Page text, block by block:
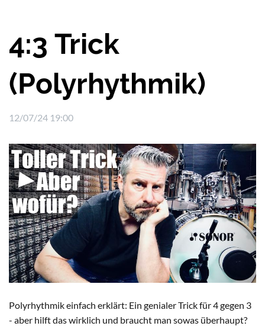
4:3 Trick
(Polyrhythmik)
12/07/24 19:00
Polyrhythmik einfach erklärt: Ein genialer Trick für 4 gegen 3
- aber hilft das wirklich und braucht man sowas überhaupt?